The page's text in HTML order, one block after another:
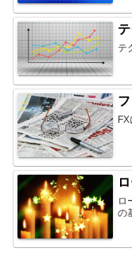
テ
ロ
の